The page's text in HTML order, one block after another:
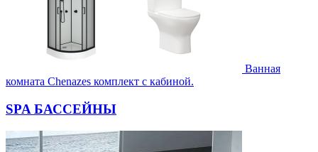
Ванная
комната Chenazes комплект с кабиной.
SPA БАССЕЙНЫ